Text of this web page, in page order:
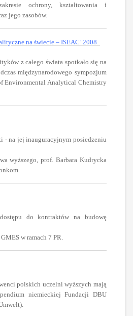
ochrony, kształtowania i
jego zasobów.
na świecie – ISEAC’ 2008
z całego świata spotkało się na
międzynarodowego sympozjum
Environmental Analytical Chemistry
- na jej inauguracyjnym posiedzeniu
wyższego, prof. Barbara Kudrycka
do kontraktów na budowę
w ramach 7 PR.
polskich uczelni wyższych mają
niemieckiej Fundacji DBU